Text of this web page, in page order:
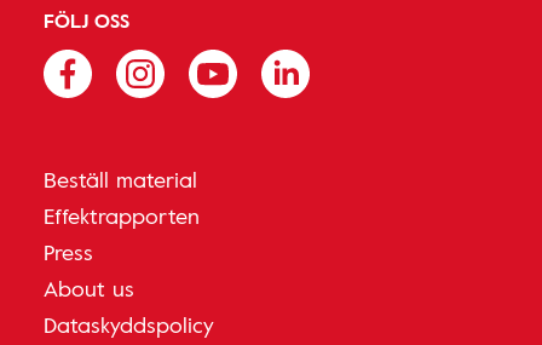
FÖLJ OSS
Beställ material
Effektrapporten
Press
About us
Dataskyddspolicy